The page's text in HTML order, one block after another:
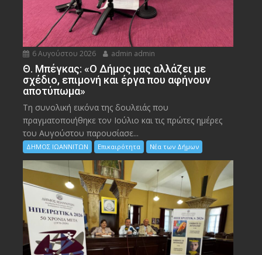
6 Αυγούστου 2026 admin admin
Θ. Μπέγκας: «Ο Δήμος μας αλλάζει με
σχέδιο, επιμονή και έργα που αφήνουν
αποτύπωμα»
Τη συνολική εικόνα της δουλειάς που
πραγματοποιήθηκε τον Ιούλιο και τις πρώτες ημέρες
του Αυγούστου παρουσίασε...
ΔΗΜΟΣ ΙΩΑΝΝΙΤΩΝ Επικαιρότητα Νέα των Δήμων